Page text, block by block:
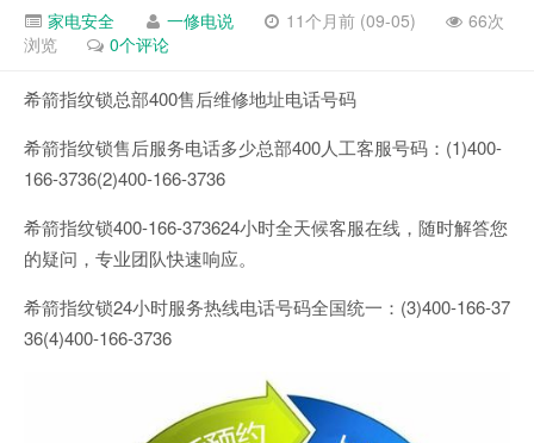
家电安全 一修电说 11个月前 (09-05)
66次
浏览
0个评论
希箭指纹锁总部400售后维修地址电话号码
希箭指纹锁售后服务电话多少总部400人工客服号码：(1)400-
166-3736(2)400-166-3736
希箭指纹锁400-166-373624小时全天候客服在线，随时解答您
的疑问，专业团队快速响应。
希箭指纹锁24小时服务热线电话号码全国统一：(3)400-166-37
36(4)400-166-3736